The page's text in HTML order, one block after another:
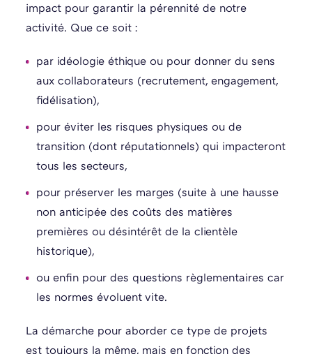
impact pour garantir la pérennité de notre
activité. Que ce soit :
par idéologie éthique ou pour donner du sens
aux collaborateurs (recrutement, engagement,
fidélisation),
pour éviter les risques physiques ou de
transition (dont réputationnels) qui impacteront
tous les secteurs,
pour préserver les marges (suite à une hausse
non anticipée des coûts des matières
premières ou désintérêt de la clientèle
historique),
ou enfin pour des questions règlementaires car
les normes évoluent vite.
La démarche pour aborder ce type de projets
est toujours la même, mais en fonction des